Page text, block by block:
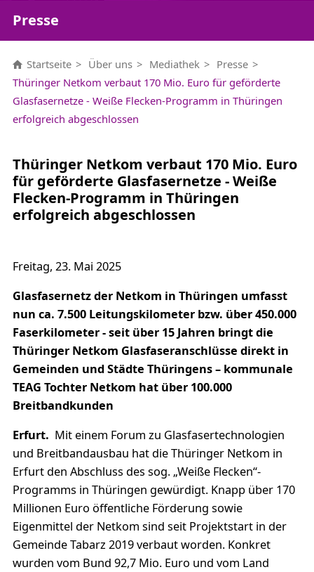
Presse
Startseite Über uns Mediathek
Presse
Thüringer Netkom verbaut 170 Mio. Euro für geförderte
Glasfasernetze - Weiße Flecken-Programm in Thüringen
erfolgreich abgeschlossen
Thüringer Netkom verbaut 170 Mio. Euro
für geförderte Glasfasernetze - Weiße
Flecken-Programm in Thüringen
erfolgreich abgeschlossen
Freitag, 23. Mai 2025
Glasfasernetz der Netkom in Thüringen umfasst
nun ca. 7.500 Leitungskilometer bzw. über 450.000
Faserkilometer - seit über 15 Jahren bringt die
Thüringer Netkom Glasfaseranschlüsse direkt in
Gemeinden und Städte Thüringens – kommunale
TEAG Tochter Netkom hat über 100.000
Breitbandkunden
Erfurt. Mit einem Forum zu Glasfasertechnologien
und Breitbandausbau hat die Thüringer Netkom in
Erfurt den Abschluss des sog. „Weiße Flecken“-
Programms in Thüringen gewürdigt. Knapp über 170
Millionen Euro öffentliche Förderung sowie
Eigenmittel der Netkom sind seit Projektstart in der
Gemeinde Tabarz 2019 verbaut worden. Konkret
wurden vom Bund 92,7 Mio. Euro und vom Land